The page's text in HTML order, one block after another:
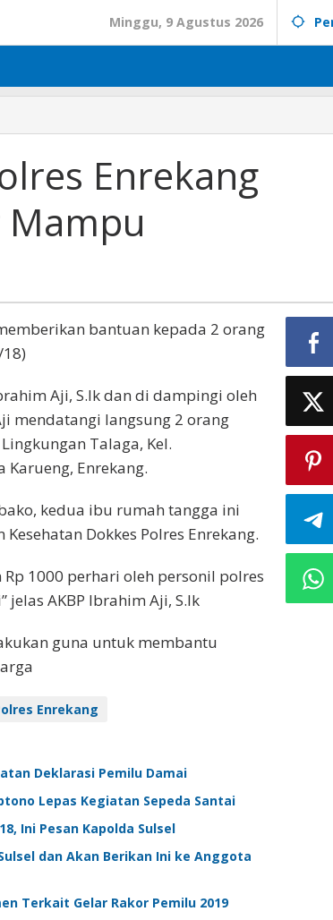
Minggu, 9 Agustus 2026
Enrekang
bantuan kepada 2 orang
Aji, S.Ik dan di dampingi oleh
mendatangi langsung 2 orang
Talaga, Kel.
Karueng, Enrekang.
kedua ibu rumah tangga ini
Dokkes Polres Enrekang.
1000 perhari oleh personil polres
AKBP Ibrahim Aji, S.Ik
guna untuk membantu
Enrekang
Deklarasi Pemilu Damai
Lepas Kegiatan Sepeda Santai
Ini Pesan Kapolda Sulsel
dan Akan Berikan Ini ke Anggota
Terkait Gelar Rakor Pemilu 2019